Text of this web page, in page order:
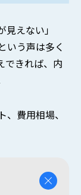
見えない」
いう声は多く
できれば、内
費用相場、